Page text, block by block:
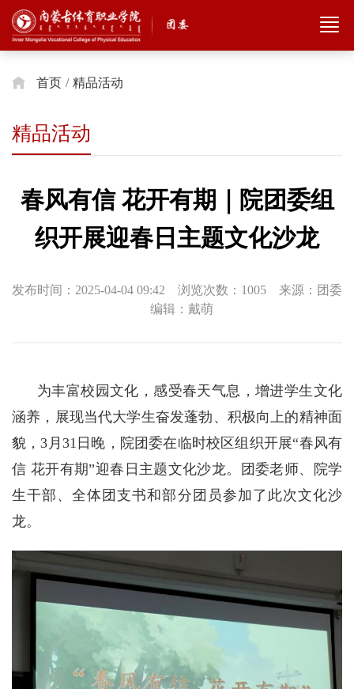
首页 / 精品活动
精品活动
春风有信 花开有期｜院团委组
织开展迎春日主题文化沙龙
发布时间：2025-04-04 09:42 浏览次数： 1005 来源：团委
编辑：戴萌
为丰富校园文化，感受春天气息，增进学生文化
涵养，展现当代大学生奋发蓬勃、积极向上的精神面
貌，3月31日晚，院团委在临时校区组织开展“春风有
信 花开有期”迎春日主题文化沙龙。团委老师、院学
生干部、全体团支书和部分团员参加了此次文化沙
龙。